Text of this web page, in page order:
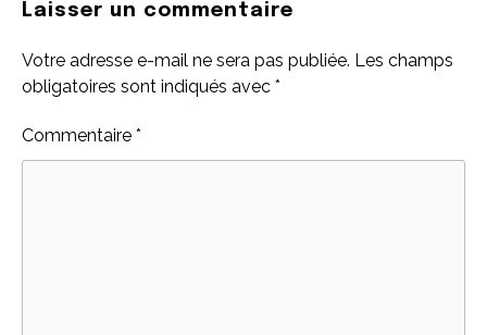
Laisser un commentaire
Votre adresse e-mail ne sera pas publiée. Les champs
obligatoires sont indiqués avec *
Commentaire *